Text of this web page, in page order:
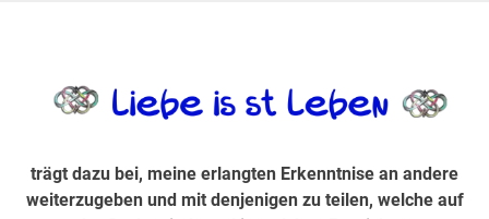
Suche sind, egal in welchen Bereichen.
trägt dazu bei, meine erlangten Erkenntnise an andere
weiterzugeben und mit denjenigen zu teilen, welche auf